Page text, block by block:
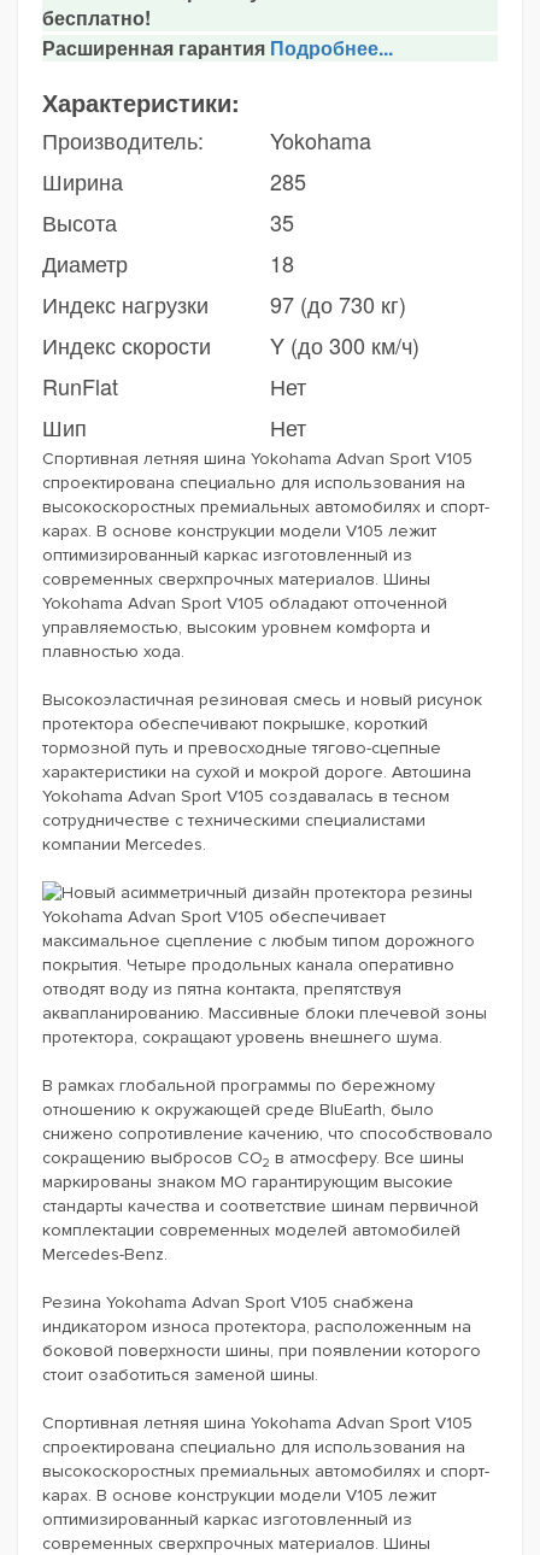
бесплатно!
Расширенная гарантия Подробнее...
Характеристики:
Производитель:
Yokohama
Ширина
285
Высота
35
Диаметр
18
Индекс нагрузки
97 (до 730 кг)
Индекс скорости
Y (до 300 км/ч)
RunFlat
Нет
Шип
Нет
Спортивная летняя шина Yokohama Advan Sport V105
спроектирована специально для использования на
высокоскоростных премиальных автомобилях и спорт-
карах. В основе конструкции модели V105 лежит
оптимизированный каркас изготовленный из
современных сверхпрочных материалов. Шины
Yokohama Advan Sport V105 обладают отточенной
управляемостью, высоким уровнем комфорта и
плавностью хода.
Высокоэластичная резиновая смесь и новый рисунок
протектора обеспечивают покрышке, короткий
тормозной путь и превосходные тягово-сцепные
характеристики на сухой и мокрой дороге. Автошина
Yokohama Advan Sport V105 создавалась в тесном
сотрудничестве с техническими специалистами
компании Mercedes.
Новый асимметричный дизайн протектора резины
Yokohama Advan Sport V105 обеспечивает
максимальное сцепление с любым типом дорожного
покрытия. Четыре продольных канала оперативно
отводят воду из пятна контакта, препятствуя
аквапланированию. Массивные блоки плечевой зоны
протектора, сокращают уровень внешнего шума.
В рамках глобальной программы по бережному
отношению к окружающей среде BluEarth, было
снижено сопротивление качению, что способствовало
сокращению выбросов CO2 в атмосферу. Все шины
маркированы знаком MO гарантирующим высокие
стандарты качества и соответствие шинам первичной
комплектации современных моделей автомобилей
Mercedes-Benz.
Резина Yokohama Advan Sport V105 снабжена
индикатором износа протектора, расположенным на
боковой поверхности шины, при появлении которого
стоит озаботиться заменой шины.
Спортивная летняя шина Yokohama Advan Sport V105
спроектирована специально для использования на
высокоскоростных премиальных автомобилях и спорт-
карах. В основе конструкции модели V105 лежит
оптимизированный каркас изготовленный из
современных сверхпрочных материалов. Шины